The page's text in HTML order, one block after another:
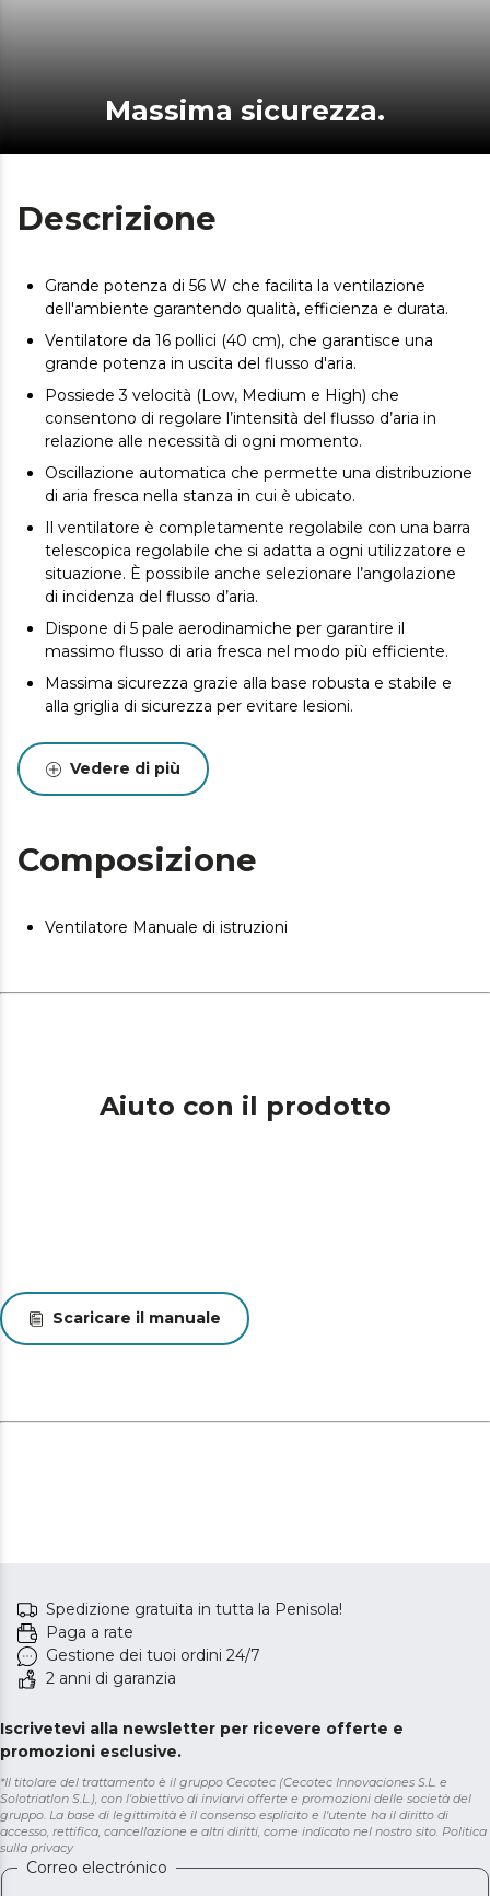
Massima sicurezza.
Descrizione
Grande potenza di 56 W che facilita la ventilazione
dell'ambiente garantendo qualità, efficienza e durata.
Ventilatore da 16 pollici (40 cm), che garantisce una
grande potenza in uscita del flusso d'aria.
Possiede 3 velocità (Low, Medium e High) che
consentono di regolare l’intensità del flusso d’aria in
relazione alle necessità di ogni momento.
Oscillazione automatica che permette una distribuzione
di aria fresca nella stanza in cui è ubicato.
Il ventilatore è completamente regolabile con una barra
telescopica regolabile che si adatta a ogni utilizzatore e
situazione. È possibile anche selezionare l’angolazione
di incidenza del flusso d’aria.
Dispone di 5 pale aerodinamiche per garantire il
massimo flusso di aria fresca nel modo più efficiente.
Massima sicurezza grazie alla base robusta e stabile e
alla griglia di sicurezza per evitare lesioni.
Vedere di più
Composizione
Ventilatore Manuale di istruzioni
Aiuto con il prodotto
Scaricare il manuale
Spedizione gratuita in tutta la Penisola!
Paga a rate
Gestione dei tuoi ordini 24/7
2 anni di garanzia
Iscrivetevi alla newsletter per ricevere offerte e
promozioni esclusive.
*Il titolare del trattamento è il gruppo Cecotec (Cecotec Innovaciones S.L. e
Solotriatlon S.L.), con l'obiettivo di inviarvi offerte e promozioni delle società del
gruppo. La base di legittimità è il consenso esplicito e l'utente ha il diritto di
accesso, rettifica, cancellazione e altri diritti, come indicato nel nostro sito. Politica
sulla privacy
Correo electrónico